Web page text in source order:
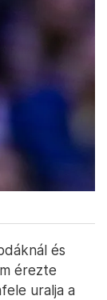
és
érezte
uralja a